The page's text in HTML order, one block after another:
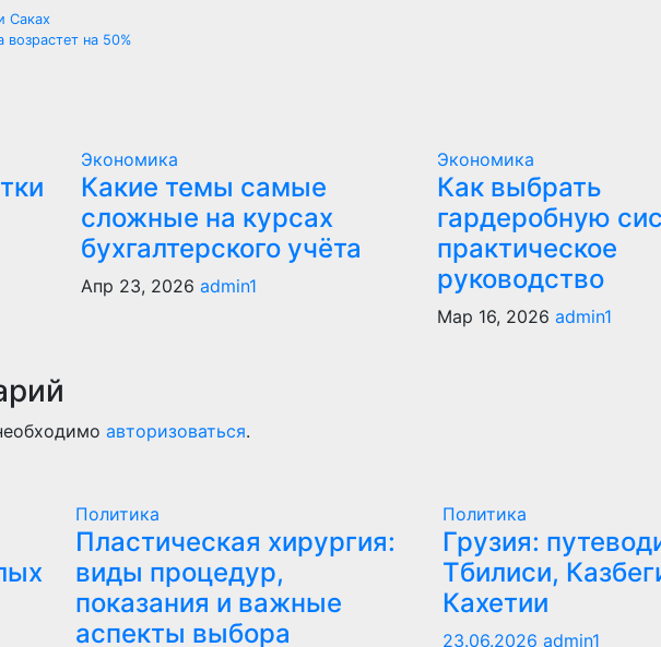
Саках
возрастет на 50%
Экономика
Какие темы самые
сложные на курсах
бухгалтерского учёта
Апр 23, 2026admin1
Экономика
Как выбрать
гардеробную
практическое
руководство
Мар 16, 2026 admin1
авторизоваться.
Политика
Пластическая хирургия:
виды процедур,
показания и важные
аспекты выбора
Политика
Грузия:
Тбилиси,
Кахетии
23.06.2026 admin1